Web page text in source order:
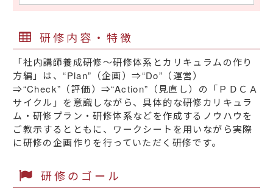
研修内容・特徴
「社内講師養成研修～研修体系とカリキュラムの作り
方編」は、“Plan”（企画）⇒“Do”（運営）
⇒“Check”（評価）⇒“Action”（見直し）の「ＰＤＣＡ
サイクル」を意識しながら、具体的な研修カリキュラ
ム・研修プラン・研修体系などを作成するノウハウを
ご教示するとともに、ワークシートを用いながら実際
に研修の企画作りを行っていただく研修です。
研修のゴール